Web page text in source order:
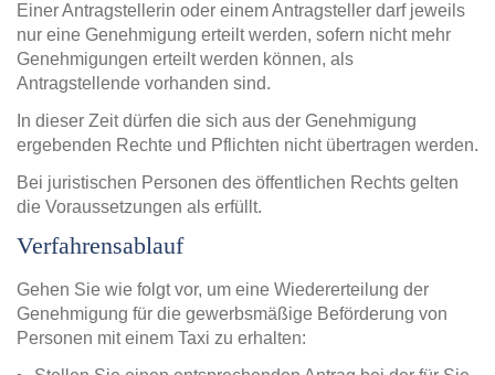
Einer Antragstellerin oder einem Antragsteller darf jeweils
nur eine Genehmigung erteilt werden, sofern nicht mehr
Genehmigungen erteilt werden können, als
Antragstellende vorhanden sind.
In dieser Zeit dürfen die sich aus der Genehmigung
ergebenden Rechte und Pflichten nicht übertragen werden.
Bei juristischen Personen des öffentlichen Rechts gelten
die Voraussetzungen als erfüllt.
Verfahrensablauf
Gehen Sie wie folgt vor, um eine Wiedererteilung der
Genehmigung für die gewerbsmäßige Beförderung von
Personen mit einem Taxi zu erhalten: